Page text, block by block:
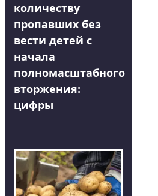
количеству
пропавших без
вести детей с
начала
полномасштабного
вторжения:
цифры